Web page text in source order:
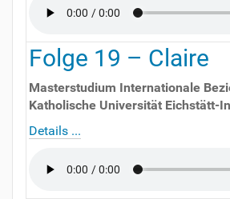
Folge 19 – Claire
Masterstudium Internationale
Katholische Universität Eichstätt-
Details ...